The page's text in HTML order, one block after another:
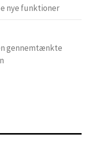
nye funktioner
gennemtænkte